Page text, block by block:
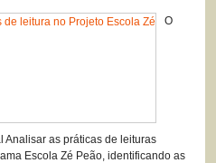
O
Analisar as práticas de leituras
Escola Zé Peão, identificando as